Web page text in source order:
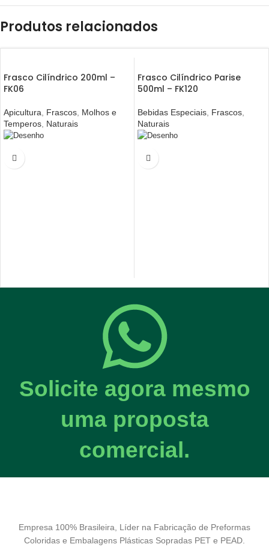
Produtos relacionados
Frasco Cilíndrico 200ml –
FK06
Apicultura Frascos Molhos e
Temperos Naturais
Frasco Cilíndrico Parise
500ml – FK120
Bebidas Especiais Frascos
Naturais
Solicite agora mesmo
uma proposta
comercial.
Empresa 100% Brasileira, Líder na Fabricação de Preformas
Coloridas e Embalagens Plásticas Sopradas PET e PEAD.